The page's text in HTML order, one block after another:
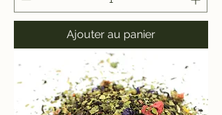
Ajouter au panier